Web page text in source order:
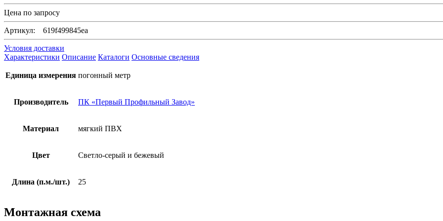
Цена по запросу
Артикул: 619f499845ea
Условия доставки
Характеристики Описание Каталоги Основные сведения
Единица измерения погонный метр
Производитель ПК «Первый Профильный Завод»
Материал мягкий ПВХ
Цвет Светло-серый и бежевый
Длина (п.м./шт.) 25
Монтажная схема